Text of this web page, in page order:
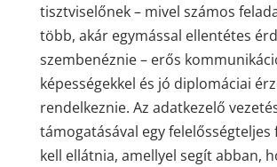
tisztviselőnek – mivel számos
több, akár egymással ellentétes
szembenéznie – erős
képességekkel és jó diplomáciai
rendelkeznie. Az adatkezelő
támogatásával egy
kell ellátnia, amellyel segít abban,